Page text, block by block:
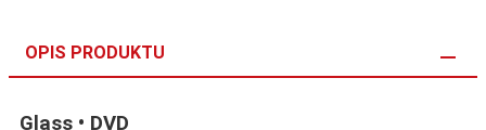
OPIS PRODUKTU
Glass • DVD